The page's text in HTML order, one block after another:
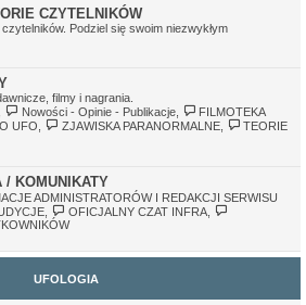
Infrę na WordPressa:https://www.infra.org.pl/
11:41 pm
które były wgrane na serwer. Awatary z
mogą nie działać, z tego względu, że
hostowane, zniknęły.
CZYTELNIKÓW
Podziel się swoim niezwykłym
filmy i nagrania.
Nowości - Opinie - Publikacje,
FILMOTEKA
UFO ZJAWISKA PARANORMALNE,
TEORIE
/ KOMUNIKATY
ADMINISTRATORÓW I REDAKCJI SERWISU
OFICJALNY CZAT INFRA,
UFOLOGIA